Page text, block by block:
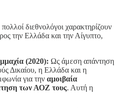
διεθνολόγοι χαρακτηρίζουν
την Ελλάδα και την Αίγυπτο,
(2020): Ως άμεση απάντηση
Δικαίου, η Ελλάδα και η
για την αμοιβαία
των ΑΟΖ τους. Αυτή η